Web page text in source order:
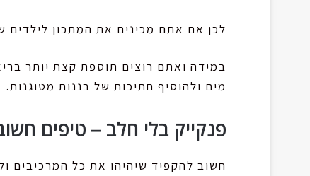
לכן אם אתם מכינים את המתכון לילדים
במידה ואתם רוצים תוספת קצת יותר
מים ולהוסיף חתיכות של בננות מטוגנות.
פנקייק בלי חלב – טיפים
חשוב להקפיד שיהיהו את כל המרכיבים